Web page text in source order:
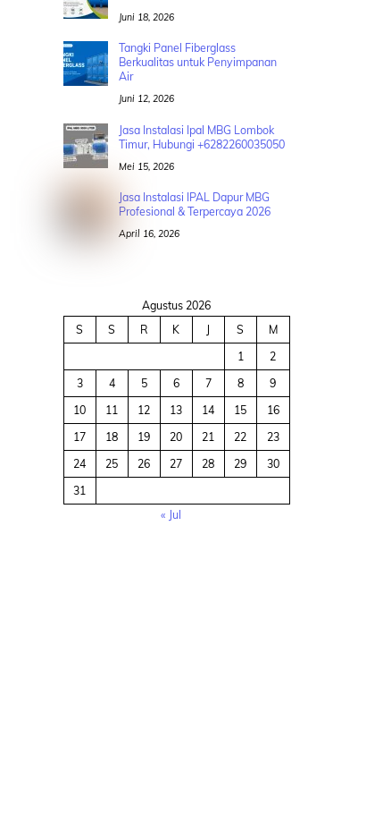
Juni 18, 2026
Tangki Panel Fiberglass
Berkualitas untuk Penyimpanan
Air
Juni 12, 2026
Jasa Instalasi Ipal MBG Lombok
Timur, Hubungi +6282260035050
Mei 15, 2026
Jasa Instalasi IPAL Dapur MBG
Profesional & Terpercaya 2026
April 16, 2026
Agustus 2026
S
S R K J S
M
1
2
3
4 5 6 7 8
9
10
11 12 13 14 15
16
17
18 19 20 21 22
23
24
25 26 27 28 29
30
31
« Jul